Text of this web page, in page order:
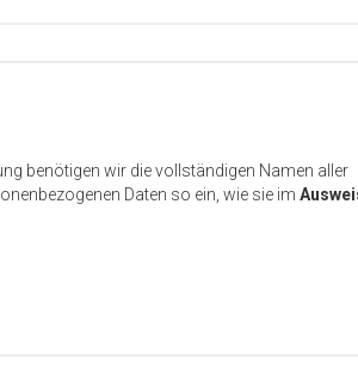
benötigen wir die vollständigen Namen aller
Daten so ein, wie sie im